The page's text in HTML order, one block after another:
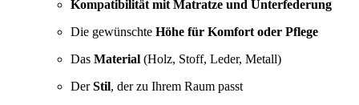
Kompatibilität mit Matratze und Unterfederung
Die gewünschte Höhe für Komfort oder Pflege
Das Material (Holz, Stoff, Leder, Metall)
DerStil, der zu Ihrem Raum passt